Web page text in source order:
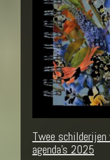
Twee schilderijen
agenda's 2025